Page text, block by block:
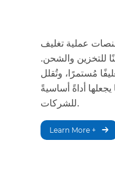
عملية تغليف
للتخزين والشحن.
مُستمرًا، وتُقلل
أداةً أساسيةً
للشركات.
Learn More +